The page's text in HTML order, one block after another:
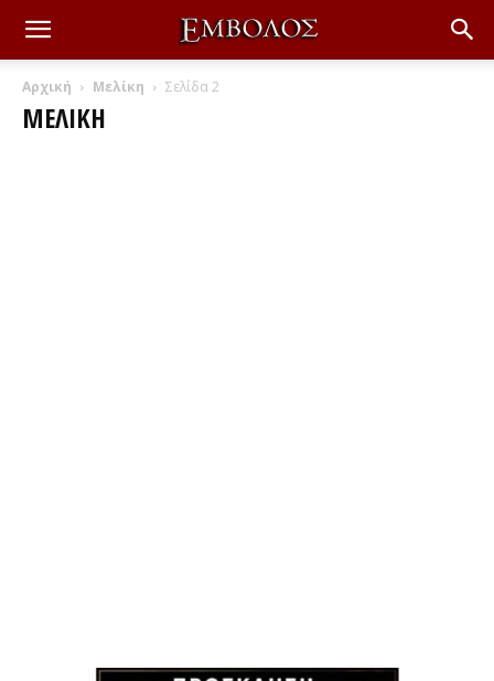
Αρχική Μελίκη Σελίδα 2
ΜΕΛΊΚΗ